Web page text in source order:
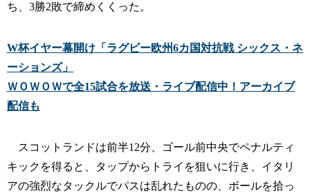
ち、3勝2敗で締めくくった。
W杯イヤー幕開け「ラグビー欧州6カ国対抗戦 シックス・ネ
ーションズ」
ＷＯＷＯＷで全15試合を放送・ライブ配信中！アーカイブ
配信も
スコットランドは前半12分、ゴール前中央でペナルティ
キックを得ると、タップからトライを狙いに行き、イタリ
アの強烈なタックルでパスは乱れたものの、ボールを拾っ